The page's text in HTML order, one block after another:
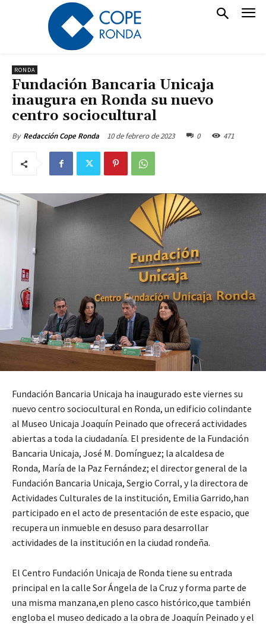
RONDA
Fundación Bancaria Unicaja
inaugura en Ronda su nuevo
centro sociocultural
By Redacción Cope Ronda 10 de febrero de 2023 0 471
Fundación Bancaria Unicaja ha inaugurado este viernes su
nuevo centro sociocultural en Ronda, un edificio colindante
al Museo Unicaja Joaquín Peinado que ofrecerá actividades
abiertas a toda la ciudadanía. El presidente de la Fundación
Bancaria Unicaja, José M. Domínguez; la alcaldesa de
Ronda, María de la Paz Fernández; el director general de la
Fundación Bancaria Unicaja, Sergio Corral, y la directora de
Actividades Culturales de la institución, Emilia Garrido,han
participado en el acto de presentación de este espacio, que
recupera un inmueble en desuso para desarrollar
actividades de la institución en la ciudad rondeña.
El Centro Fundación Unicaja de Ronda tiene su entrada
principal en la calle Sor Ángela de la Cruz y forma parte de
una misma manzana,en pleno casco histórico,que también
engloba el museo dedicado a la obra de Joaquín Peinado y el